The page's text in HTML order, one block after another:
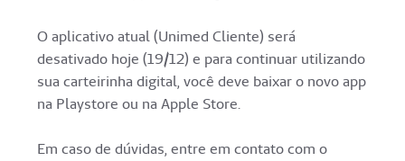
O aplicativo atual (Unimed Cliente) será
desativado hoje (19/12) e para continuar utilizando
sua carteirinha digital, você deve baixar o novo app
na Playstore ou na Apple Store.
Em caso de dúvidas, entre em contato com o